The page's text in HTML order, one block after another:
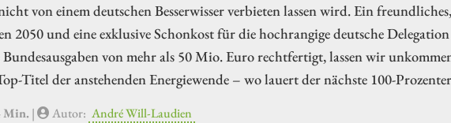
von einem deutschen Besserwisser verbieten lassen wird. Ein
2050 und eine exklusive Schonkost für die hochrangige deutsche
Bundesausgaben von mehr als 50 Mio. Euro rechtfertigt, lassen wir
Titel der anstehenden Energiewende – wo lauert der nächste 100-
Min. | Autor: André Will-Laudien